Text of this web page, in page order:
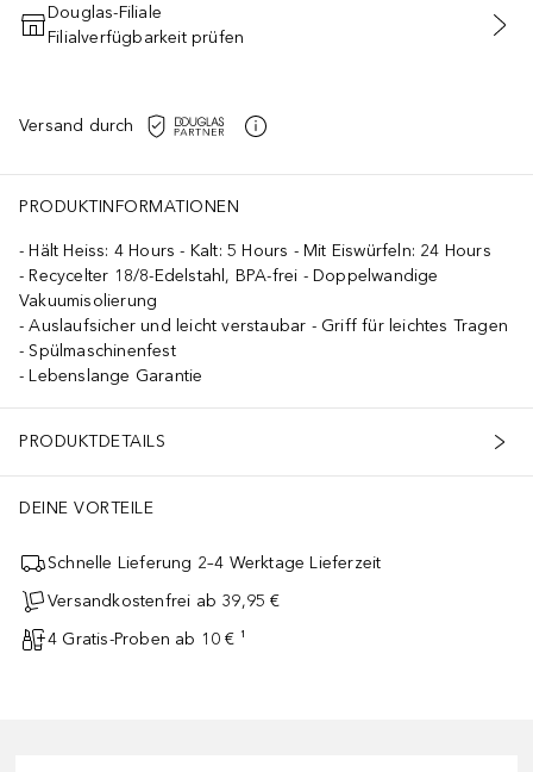
IN DEN WARENKORB
Douglas-Filiale
Filialverfügbarkeit prüfen
Versand durch
PRODUKTINFORMATIONEN
Hält Heiss: 4 Hours - Kalt: 5 Hours - Mit Eiswürfeln: 24 Hours
Recycelter 18/8-Edelstahl, BPA-frei - Doppelwandige
Vakuumisolierung
Auslaufsicher und leicht verstaubar - Griff für leichtes Tragen
Spülmaschinenfest
Lebenslange Garantie
PRODUKTDETAILS
DEINE VORTEILE
Schnelle Lieferung 2–4 Werktage Lieferzeit
Versandkostenfrei ab 39,95 €
4 Gratis-Proben ab 10 € ¹